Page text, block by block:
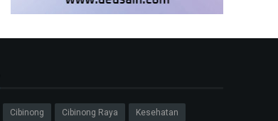
Cibinong Cibinong Raya Kesehatan